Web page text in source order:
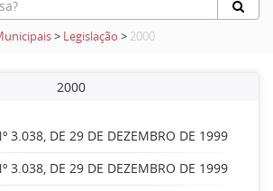
> Legislação > 2000
2000
3.038, DE 29 DE DEZEMBRO DE 1999
3.038, DE 29 DE DEZEMBRO DE 1999